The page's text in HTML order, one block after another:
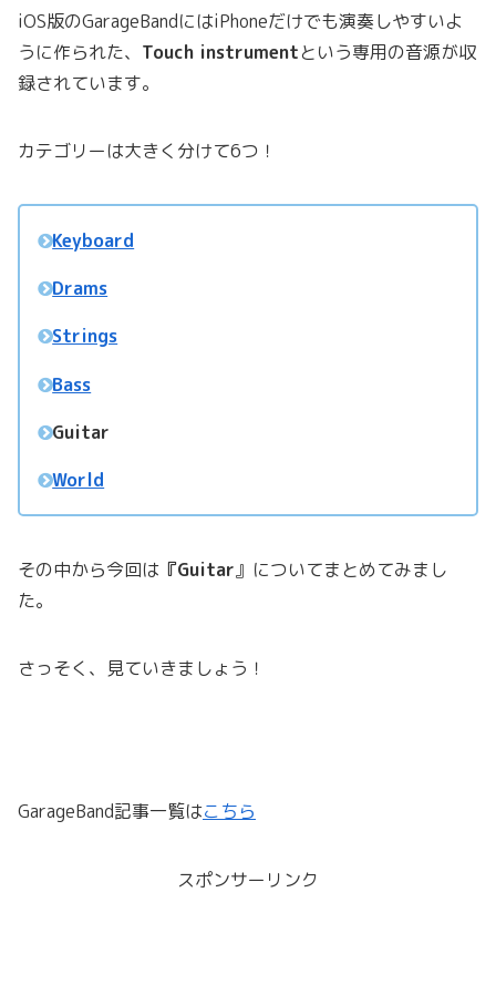
iOS版のGarageBandにはiPhoneだけでも演奏しやすいよ
うに作られた、 Touch instrumentという専用の音源が収
録されています。
カテゴリーは大きく分けて6つ！
Keyboard
Drams
Strings
Bass
Guitar
World
その中から今回は 『Guitar』についてまとめてみまし
た。
さっそく、見ていきましょう！
GarageBand記事一覧はこちら
スポンサーリンク